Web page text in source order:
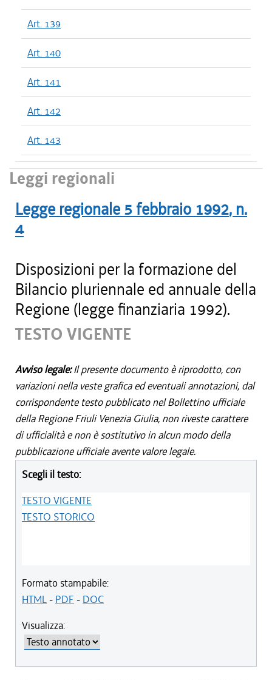
Art. 139
Art. 140
Art. 141
Art. 142
Art. 143
Leggi regionali
Legge regionale 5 febbraio 1992, n.
4
Disposizioni per la formazione del
Bilancio pluriennale ed annuale della
Regione (legge finanziaria 1992).
TESTO VIGENTE
Avviso legale:Il presente documento è riprodotto, con
variazioni nella veste grafica ed eventuali annotazioni, dal
corrispondente testo pubblicato nel Bollettino ufficiale
della Regione Friuli Venezia Giulia, non riveste carattere
di ufficialità e non è sostitutivo in alcun modo della
pubblicazione ufficiale avente valore legale.
Scegli il testo:
TESTO VIGENTE
TESTO STORICO
Formato stampabile:
HTML- PDF - DOC
Visualizza: